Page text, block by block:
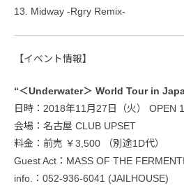
13. Midway -Rgry Remix-
【イベント情報】
“＜Underwater＞ World Tour in
日時：2018年11月27日（火） OPEN
会場：名古屋 CLUB UPSET
料金：前売 ￥3,500 （別途1D代）
Guest Act：MASS OF THE
info.：052-936-6041 (JAILHOUSE)